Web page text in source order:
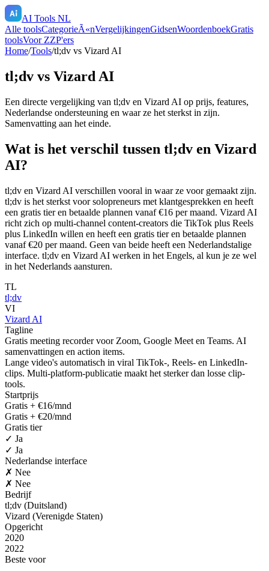
AI Tools NL
Alle toolsCategorieÃ«nVergelijkingenGidsenWoordenboekGratis
toolsVoor ZZP'ers
Home/Tools/tl;dv vs Vizard AI
tl;dv vs Vizard AI
Een directe vergelijking van tl;dv en Vizard AI op prijs, features,
Nederlandse ondersteuning en waar ze het sterkst in zijn.
Samenvatting aan het einde.
Wat is het verschil tussen tl;dv en Vizard
AI?
tl;dv en Vizard AI verschillen vooral in waar ze voor gemaakt zijn.
tl;dv is het sterkst voor solopreneurs met klantgesprekken en heeft
een gratis tier en betaalde plannen vanaf €16 per maand. Vizard AI
richt zich op multi-channel content-creators die TikTok plus Reels
plus LinkedIn willen en heeft een gratis tier en betaalde plannen
vanaf €20 per maand. Geen van beide heeft een Nederlandstalige
interface. tl;dv en Vizard AI werken in het Engels, al kun je ze wel
in het Nederlands aansturen.
TL
tl;dv
VI
Vizard AI
Tagline
Gratis meeting recorder voor Zoom, Google Meet en Teams. AI
samenvattingen en action items.
Lange video's automatisch in viral TikTok-, Reels- en LinkedIn-
clips. Multi-platform-publicatie maakt het sterker dan losse clip-
tools.
Startprijs
Gratis + €16/mnd
Gratis + €20/mnd
Gratis tier
✓ Ja
✓ Ja
Nederlandse interface
✗ Nee
✗ Nee
Bedrijf
tl;dv (Duitsland)
Vizard (Verenigde Staten)
Opgericht
2020
2022
Beste voor